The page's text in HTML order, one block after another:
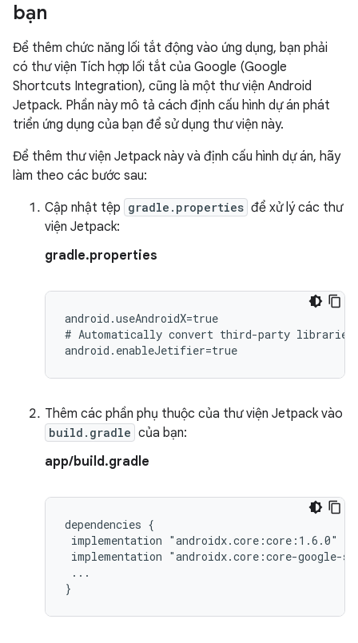
bạn
Để thêm chức năng lối tắt động vào ứng dụng, bạn phải
có thư viện Tích hợp lối tắt của Google (Google
Shortcuts Integration), cũng là một thư viện Android
Jetpack. Phần này mô tả cách định cấu hình dự án phát
triển ứng dụng của bạn để sử dụng thư viện này.
Để thêm thư viện Jetpack này và định cấu hình dự án, hãy
làm theo các bước sau:
Cập nhật tệp gradle.properties để xử lý các thư
viện Jetpack:
gradle.properties
android.useAndroidX=true
# Automatically convert third-party libraries
Thêm các phần phụ thuộc của thư viện Jetpack vào
build.gradle của bạn:
app/build.gradle
dependencies
implementation
implementation
...